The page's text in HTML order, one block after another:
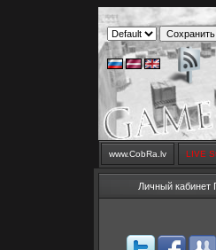
www.CobRa.lv LIVE
Личный кабинет